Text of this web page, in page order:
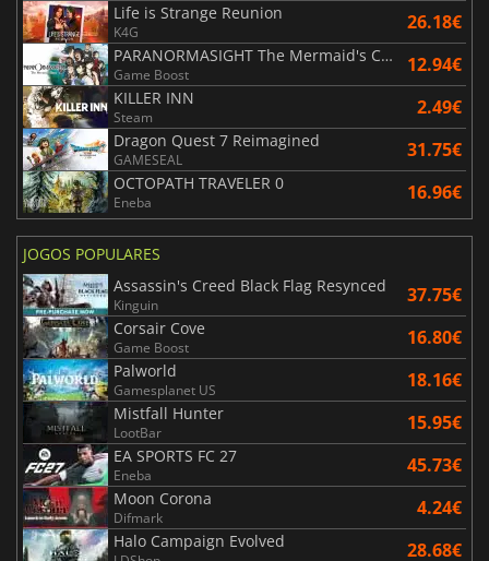
Life is Strange Reunion
K4G 26.18€
PARANORMASIGHT The Mermaid's Curse
Game Boost 12.94€
KILLER INN
Steam 2.49€
Dragon Quest 7 Reimagined
GAMESEAL 31.75€
OCTOPATH TRAVELER 0
Eneba 16.96€
JOGOS POPULARES
Assassin's Creed Black Flag Resynced
Kinguin 37.75€
Corsair Cove
Game Boost 16.80€
Palworld
Gamesplanet US 18.16€
Mistfall Hunter
LootBar 15.95€
EA SPORTS FC 27
Eneba 45.73€
Moon Corona
Difmark 4.24€
Halo Campaign Evolved 28.68€